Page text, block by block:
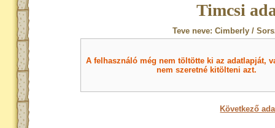
Timcsi
Teve neve: Cimberly /
A felhasználó még nem töltötte ki az adatlapját,
nem szeretné kitölteni azt.
Következő